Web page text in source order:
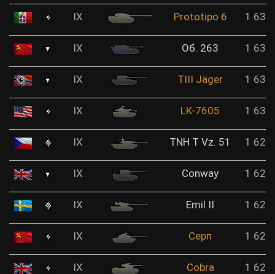
IX Prototipo 6 1
IX Об. 263 1
IX TIII Jäger 1
IX LK-7605 1
IX TNH T Vz. 51 1
IX Conway 1
IX Emil II 1
IX Серп 1
IX Cobra 1